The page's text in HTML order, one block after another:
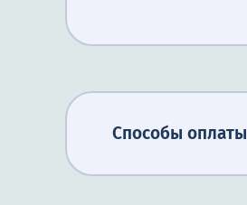
Способы оплаты